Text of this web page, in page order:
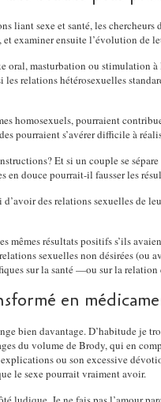
liant sexe et santé, les chercheurs
examiner ensuite l’évolution de
oral, masturbation ou stimulation à
relations hétérosexuelles
homosexuels, pourraient
pourraient s’avérer difficile à
Et si un couple se
en douce pourrait-il fausser les
des relations sexuelles de
mêmes résultats positifs s’ils
sexuelles non désirées (ou
sur la santé —ou sur la relation
en
bien davantage. D’habitude je
du volume de Brody, qui en
ou son excessive
le sexe pourrait vraiment avoir.